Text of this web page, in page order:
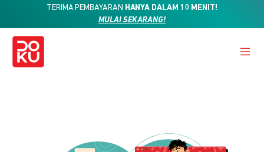
TERIMA PEMBAYARAN HANYA DALAM 10 MENIT!
MULAI SEKARANG!